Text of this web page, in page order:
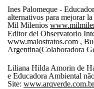
Ines Palomeque -
alternativos para mejorar
Mil Milenios
Editor del Observatorio
www.malostratos.com ,
Argentina(Colaboradora
Liliana Hilda Amorin de
e Educadora Ambiental
Site: www.arqverde.com.br